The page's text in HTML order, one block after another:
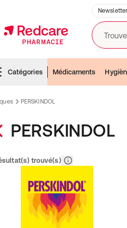
Catégories
Médicaments
PERSKINDOL
PERSKINDOL
trouvé(s)Pertinence